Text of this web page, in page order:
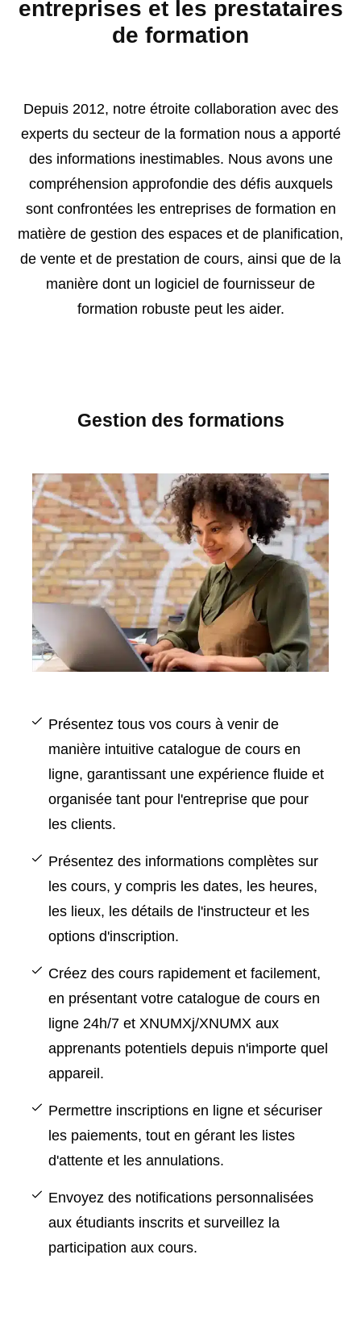
entreprises et les prestataires
de formation
Depuis 2012, notre étroite collaboration avec des
experts du secteur de la formation nous a apporté
des informations inestimables. Nous avons une
compréhension approfondie des défis auxquels
sont confrontées les entreprises de formation en
matière de gestion des espaces et de planification,
de vente et de prestation de cours, ainsi que de la
manière dont un logiciel de fournisseur de
formation robuste peut les aider.
Gestion des formations
Présentez tous vos cours à venir de
manière intuitive catalogue de cours en
ligne, garantissant une expérience fluide et
organisée tant pour l'entreprise que pour
les clients.
Présentez des informations complètes sur
les cours, y compris les dates, les heures,
les lieux, les détails de l'instructeur et les
options d'inscription.
Créez des cours rapidement et facilement,
en présentant votre catalogue de cours en
ligne 24h/7 et XNUMXj/XNUMX aux
apprenants potentiels depuis n'importe quel
appareil.
Permettre inscriptions en ligne et sécuriser
les paiements, tout en gérant les listes
d'attente et les annulations.
Envoyez des notifications personnalisées
aux étudiants inscrits et surveillez la
participation aux cours.